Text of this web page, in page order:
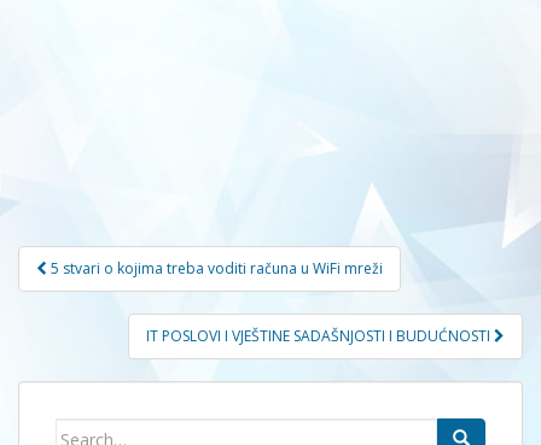
Navigacija
članaka
5 stvari o kojima treba voditi računa u WiFi mreži
IT POSLOVI I VJEŠTINE SADAŠNJOSTI I BUDUĆNOSTI
Search